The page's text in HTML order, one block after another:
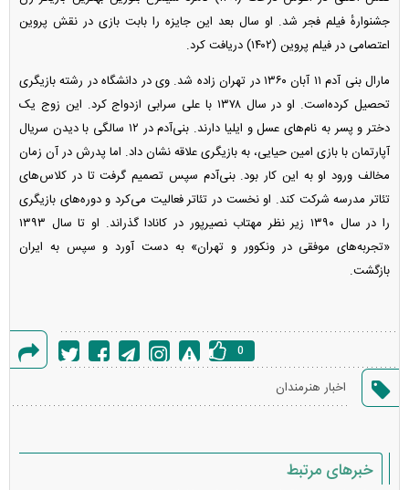
جشنوارهٔ فیلم فجر شد. او سال بعد این جایزه را بابت بازی در نقش پروین
اعتصامی در فیلم پروین (۱۴۰۲) دریافت کرد.
مارال بنی آدم ۱۱ آبان ۱۳۶۰ در تهران زاده شد. وی در دانشگاه در رشته بازیگری
تحصیل کرده‌است. او در سال ۱۳۷۸ با علی سرابی ازدواج کرد. این زوج یک
دختر و پسر به نام‌های عسل و ایلیا دارند. بنی‌آدم در ۱۲ سالگی با دیدن سریال
آپارتمان با بازی امین حیایی، به بازیگری علاقه نشان داد. اما پدرش در آن زمان
مخالف ورود او به این کار بود. بنی‌آدم سپس تصمیم گرفت تا در کلاس‌های
تئاتر مدرسه شرکت کند. او نخست در تئاتر فعالیت می‌کرد و دوره‌های بازیگری
را در سال ۱۳۹۰ زیر نظر مهتاب نصیرپور در کانادا گذراند. او تا سال ۱۳۹۳
«تجربه‌های موفقی در ونکوور و تهران» به دست آورد و سپس به ایران
بازگشت.
خطا
0
اخبار هنرمندان
خبرهای مرتبط